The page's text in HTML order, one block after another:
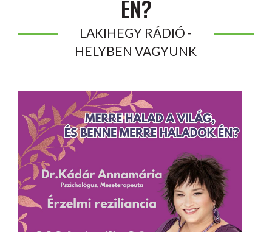
ÉN?
LAKIHEGY RÁDIÓ -
HELYBEN VAGYUNK